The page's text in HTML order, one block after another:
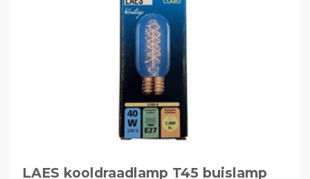
LAES kooldraadlamp T45 buislamp